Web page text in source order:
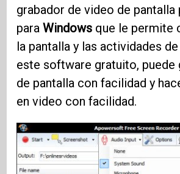
grabador de video de
paraWindows que le permite
la pantalla y las actividades
este software gratuito, puede
de pantalla con facilidad y
en video con facilidad.